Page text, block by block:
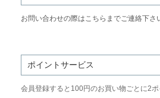
お問い合わせの際はこちらまでご連絡下さ
ポイントサービス
会員登録すると100円のお買い物ごとに2ポ